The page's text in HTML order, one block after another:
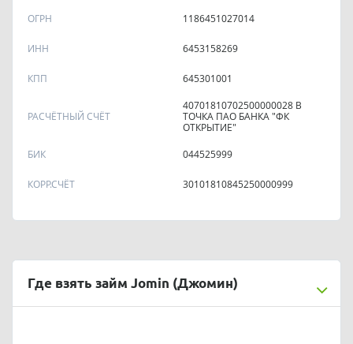
OГPH
1186451027014
ИНН 6453158269
КПП 645301001
РАСЧЁТНЫЙ СЧЁТ
40701810702500000028 В
ТОЧКА ПАО БАНКА "ФК
ОТКРЫТИЕ"
БИК
044525999
КОРР.СЧЁТ 30101810845250000999
Где взять займ Jomin (Джомин)